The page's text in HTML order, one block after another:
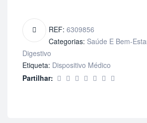
REF: 6309856
Categorias: Saúde E Bem-
Digestivo
Etiqueta: Dispositivo Médico
Partilhar: